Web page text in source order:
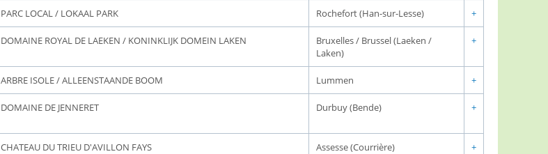
PARC LOCAL / LOKAAL PARK Rochefort (Han-sur-Lesse) +
DOMAINE ROYAL DE LAEKEN / KONINKLIJK DOMEIN LAKEN
Bruxelles / Brussel (Laeken /
Laken)
+
ARBRE ISOLE / ALLEENSTAANDE BOOM Lummen +
DOMAINE DE JENNERET Durbuy (Bende) +
CHATEAU DU TRIEU D'AVILLON FAYS Assesse (Courrière) +